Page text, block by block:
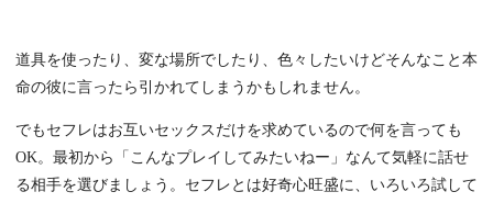
道具を使ったり、変な場所でしたり、色々したいけどそんなこと本
命の彼に言ったら引かれてしまうかもしれません。
でもセフレはお互いセックスだけを求めているので何を言っても
OK。最初から「こんなプレイしてみたいねー」なんて気軽に話せ
る相手を選びましょう。セフレとは好奇心旺盛に、いろいろ試して